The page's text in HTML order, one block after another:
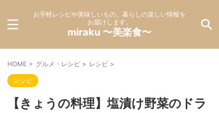
お手軽レシピや美味しいもの、暮らしの楽しい情報を
お届けします。
miraku 〜美楽食〜
HOME > グルメ・レシピ > レシピ >
レシピ
【きょうの料理】塩漬け野菜のドラ